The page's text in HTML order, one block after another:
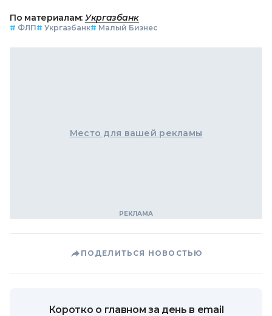
По материалам: Укргазбанк
# ФЛП# Укргазбанк# Малый Бизнес
Место для вашей рекламы
ПОДЕЛИТЬСЯ НОВОСТЬЮ
Коротко о главном за день в email